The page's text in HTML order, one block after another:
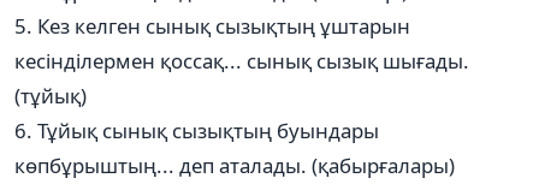
5. Кез келген сынық сызықтың ұштарын
кесінділермен қоссақ... сынық сызық шығады.
(тұйық)
6. Тұйық сынық сызықтың буындары
көпбұрыштың... деп аталады. (қабырғалары)